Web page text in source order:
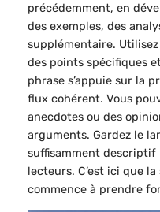
précédemment, en
des exemples, des
supplémentaire.
des points spécifiques
phrase s’appuie sur la
flux cohérent. Vous
anecdotes ou des
arguments. Gardez le
suffisamment descriptif
lecteurs. C’est ici que
commence à prendre